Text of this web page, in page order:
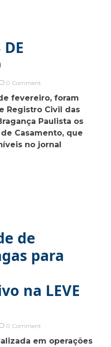
0 Commenton
DE
CASAMENTO
fevereiro, foram
Registro Civil das
Paulista os
Casamento, que
no jornal
de
para
na LEVE
0 Commenton
de
em operações